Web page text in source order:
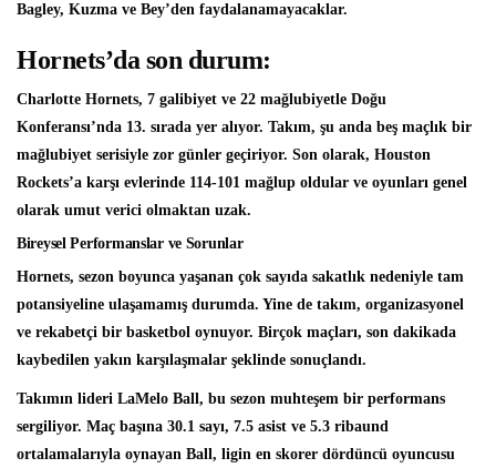
Bagley, Kuzma ve Bey’den faydalanamayacaklar.
Hornets’da son durum:
Charlotte Hornets, 7 galibiyet ve 22 mağlubiyetle Doğu
Konferansı’nda 13. sırada yer alıyor. Takım, şu anda beş maçlık bir
mağlubiyet serisiyle zor günler geçiriyor. Son olarak, Houston
Rockets’a karşı evlerinde 114-101 mağlup oldular ve oyunları genel
olarak umut verici olmaktan uzak.
Bireysel Performanslar ve Sorunlar
Hornets, sezon boyunca yaşanan çok sayıda sakatlık nedeniyle tam
potansiyeline ulaşamamış durumda. Yine de takım, organizasyonel
ve rekabetçi bir basketbol oynuyor. Birçok maçları, son dakikada
kaybedilen yakın karşılaşmalar şeklinde sonuçlandı.
Takımın lideri LaMelo Ball, bu sezon muhteşem bir performans
sergiliyor. Maç başına 30.1 sayı, 7.5 asist ve 5.3 ribaund
ortalamalarıyla oynayan Ball, ligin en skorer dördüncü oyuncusu